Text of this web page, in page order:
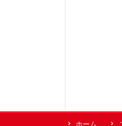
ホーム